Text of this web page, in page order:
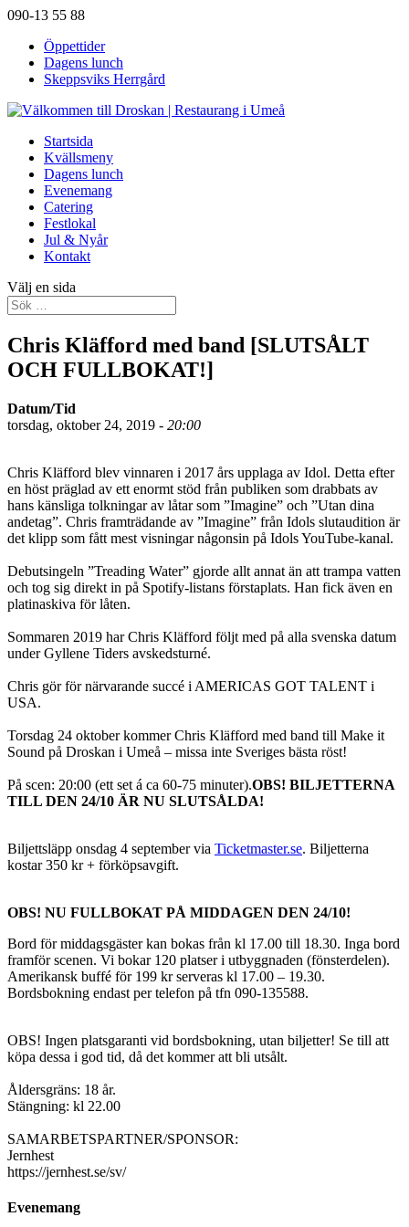
090-13 55 88
Öppettider
Dagens lunch
Skeppsviks Herrgård
Startsida
Kvällsmeny
Dagens lunch
Evenemang
Catering
Festlokal
Jul & Nyår
Kontakt
Välj en sida
Chris Kläfford med band [SLUTSÅLT
OCH FULLBOKAT!]
Datum/Tid
torsdag, oktober 24, 2019 - 20:00
Chris Kläfford blev vinnaren i 2017 års upplaga av Idol. Detta efter
en höst präglad av ett enormt stöd från publiken som drabbats av
hans känsliga tolkningar av låtar som ”Imagine” och ”Utan dina
andetag”. Chris framträdande av ”Imagine” från Idols slutaudition är
det klipp som fått mest visningar någonsin på Idols YouTube-kanal.
Debutsingeln ”Treading Water” gjorde allt annat än att trampa vatten
och tog sig direkt in på Spotify-listans förstaplats. Han fick även en
platinaskiva för låten.
Sommaren 2019 har Chris Kläfford följt med på alla svenska datum
under Gyllene Tiders avskedsturné.
Chris gör för närvarande succé i AMERICAS GOT TALENT i
USA.
Torsdag 24 oktober kommer Chris Kläfford med band till Make it
Sound på Droskan i Umeå – missa inte Sveriges bästa röst!
På scen: 20:00 (ett set á ca 60-75 minuter).OBS! BILJETTERNA
TILL DEN 24/10 ÄR NU SLUTSÅLDA!
Biljettsläpp onsdag 4 september via Ticketmaster.se. Biljetterna
kostar 350 kr + förköpsavgift.
OBS! NU FULLBOKAT PÅ MIDDAGEN DEN 24/10!
Bord för middagsgäster kan bokas från kl 17.00 till 18.30. Inga bord
framför scenen. Vi bokar 120 platser i utbyggnaden (fönsterdelen).
Amerikansk buffé för 199 kr serveras kl 17.00 – 19.30.
Bordsbokning endast per telefon på tfn 090-135588.
OBS! Ingen platsgaranti vid bordsbokning, utan biljetter! Se till att
köpa dessa i god tid, då det kommer att bli utsålt.
Åldersgräns: 18 år.
Stängning: kl 22.00
SAMARBETSPARTNER/SPONSOR:
Jernhest
https://jernhest.se/sv/
Evenemang